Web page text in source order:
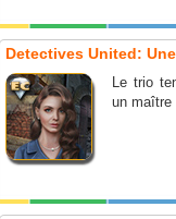
Detectives United:
Le trio
un maître